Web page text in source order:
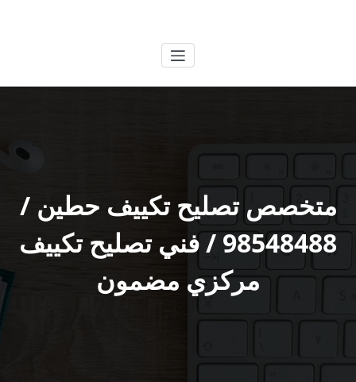
متخصص تصليح تكييف حطين /
98548488 / فني تصليح تكييف
مركزي مضمون